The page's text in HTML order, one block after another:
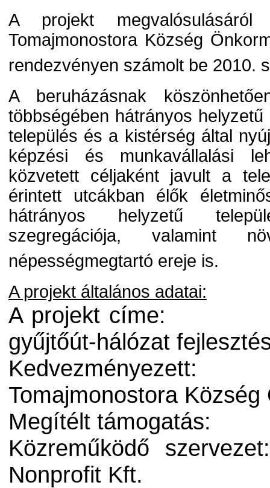
A projekt megvalósulásáról
Tomajmonostora Község
rendezvényen számolt be 2010.
A beruházásnak
többségében hátrányos
település és a kistérség által
képzési és munkavállalási
közvetett céljaként javult a
érintett utcákban élők
hátrányos helyzetű
szegregációja, valamint
népességmegtartó ereje is.
A projekt általános adatai:
A projekt címe:
gyűjtőút-hálózat
Kedvezményezett:
Tomajmonostora
Megítélt támogatás:
Közreműködő szervezet:
Nonprofit Kft.